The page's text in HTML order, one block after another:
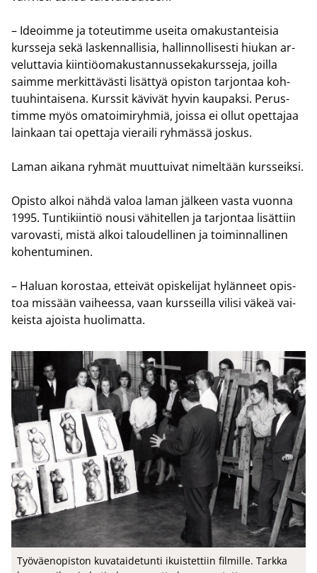
– Ideoim­me ja to­teu­tim­me usei­ta oma­kus­tan­tei­sia
kurs­se­ja sekä las­ken­nal­li­sia, hal­lin­nol­li­ses­ti hiu­kan ar­
ve­lut­ta­via kiin­tiö­oma­kus­tan­nus­se­ka­kurs­se­ja, joil­la
saim­me mer­kit­tä­väs­ti li­sät­tyä opis­ton tar­jon­taa koh­
tuu­hin­tai­se­na. Kurs­sit kä­vi­vät hyvin kau­pak­si. Pe­rus­
tim­me myös oma­toi­mi­ryh­miä, jois­sa ei ollut opet­ta­jaa
lain­kaan tai opet­ta­ja vie­rai­li ryh­mäs­sä jos­kus.
Laman ai­ka­na ryh­mät muut­tui­vat ni­mel­tään kurs­seik­si.
Opis­to alkoi nähdä valoa laman jäl­keen vasta vuon­na
1995. Tun­ti­kiin­tiö nousi vä­hi­tel­len ja tar­jon­taa li­sät­tiin
va­ro­vas­ti, mistä alkoi ta­lou­del­li­nen ja toi­min­nal­li­nen
ko­hen­tu­mi­nen.
– Ha­luan ko­ros­taa, et­tei­vät opis­ke­li­jat hy­län­neet opis­
toa mis­sään vai­hees­sa, vaan kurs­seil­la vi­li­si väkeä vai­
keis­ta ajois­ta huo­li­mat­ta.
Työ­väen­opis­ton ku­va­tai­de­tun­ti ikuis­tet­tiin fil­mil­le. Tark­ka